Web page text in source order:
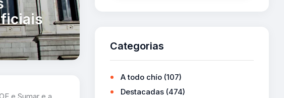
Categorias
A todo chío (107)
Destacadas (474)